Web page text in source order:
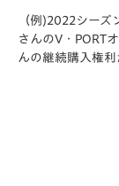
（例)2022シー
さんのV・PORT
んの継続購入権